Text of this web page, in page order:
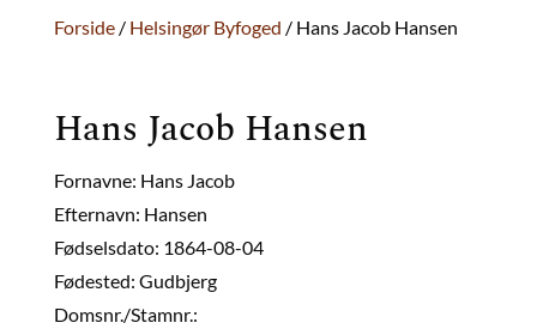
Forside/ Helsingør Byfoged / Hans Jacob Hansen
Hans Jacob Hansen
Fornavne: Hans Jacob
Efternavn: Hansen
Fødselsdato: 1864-08-04
Fødested: Gudbjerg
Domsnr./Stamnr.: